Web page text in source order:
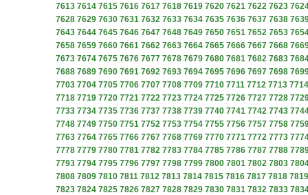
7613 7614 7615 7616 7617 7618 7619 7620 7621 7622 7623
7628 7629 7630 7631 7632 7633 7634 7635 7636 7637 7638
7643 7644 7645 7646 7647 7648 7649 7650 7651 7652 7653
7658 7659 7660 7661 7662 7663 7664 7665 7666 7667 7668
7673 7674 7675 7676 7677 7678 7679 7680 7681 7682 7683
7688 7689 7690 7691 7692 7693 7694 7695 7696 7697 7698
7703 7704 7705 7706 7707 7708 7709 7710 7711 7712 7713 7714
7718 7719 7720 7721 7722 7723 7724 7725 7726 7727 7728
7733 7734 7735 7736 7737 7738 7739 7740 7741 7742 7743
7748 7749 7750 7751 7752 7753 7754 7755 7756 7757 7758
7763 7764 7765 7766 7767 7768 7769 7770 7771 7772 7773
7778 7779 7780 7781 7782 7783 7784 7785 7786 7787 7788
7793 7794 7795 7796 7797 7798 7799 7800 7801 7802 7803
7808 7809 7810 7811 7812 7813 7814 7815 7816 7817 7818 7819
7823 7824 7825 7826 7827 7828 7829 7830 7831 7832 7833